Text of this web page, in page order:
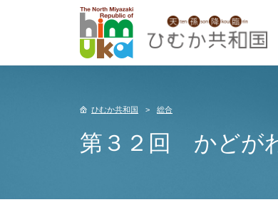
ひむか共和国 総合
第３２回 かどが